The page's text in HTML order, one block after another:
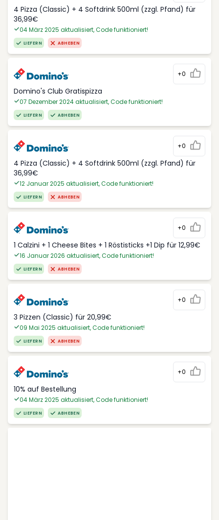
4 Pizza (Classic) + 4 Softdrink 500ml (zzgl. Pfand) für
36,99€
04 März 2025 aktualisiert, Code funktioniert!
LIEFERN ABHEBEN
+0
Domino's Club Gratispizza
07 Dezember 2024 aktualisiert, Code funktioniert!
LIEFERN ABHEBEN
+0
4 Pizza (Classic) + 4 Softdrink 500ml (zzgl. Pfand) für
36,99€
12 Januar 2025 aktualisiert, Code funktioniert!
LIEFERN ABHEBEN
+0
1 Calzini + 1 Cheese Bites + 1 Röstisticks +1 Dip für 12,99€
16 Januar 2026 aktualisiert, Code funktioniert!
LIEFERN ABHEBEN
+0
3 Pizzen (Classic) für 20,99€
09 Mai 2025 aktualisiert, Code funktioniert!
LIEFERN ABHEBEN
+0
10% auf Bestellung
04 März 2025 aktualisiert, Code funktioniert!
LIEFERN ABHEBEN